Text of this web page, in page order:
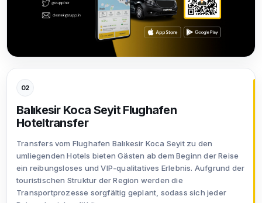
02
Balıkesir Koca Seyit Flughafen
Hoteltransfer
Transfers vom Flughafen Balıkesir Koca Seyit zu den
umliegenden Hotels bieten Gästen ab dem Beginn der Reise
ein reibungsloses und VIP-qualitatives Erlebnis. Aufgrund der
touristischen Struktur der Region werden die
Transportprozesse sorgfältig geplant, sodass sich jeder